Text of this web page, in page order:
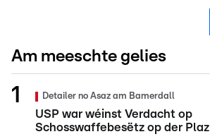
Am meeschte gelies
Detailer no Asaz am Bamerdall
USP war wéinst Verdacht op
Schosswaffebesëtz op der Plaz